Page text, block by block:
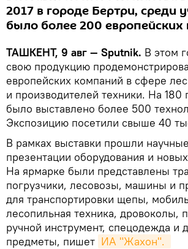
2017 в городе Бертри, среди
было более 200
ТАШКЕНТ, 9 авг — Sputnik. В этом
свою продукцию
европейских компаний в сфере
и производителей техники. На 180
было выставлено более 500
Экспозицию посетили свыше 40
В рамках выставки прошли
презентации оборудования и
На ярмарке были представлены
погрузчики, лесовозы, машины и
для транспортировки щепы,
лесопильная техника, дровоколы,
ручной инструмент, спецодежда и
предметы, пишет ИА "Жахон".